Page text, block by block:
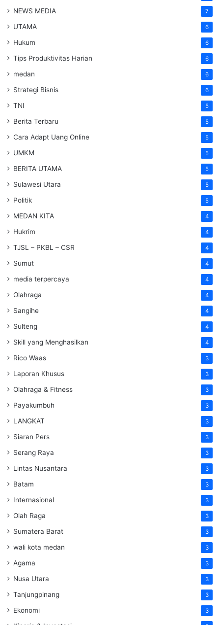
NEWS MEDIA 7
UTAMA 6
Hukum 6
Tips Produktivitas Harian 6
medan 6
Strategi Bisnis 6
TNI 5
Berita Terbaru 5
Cara Adapt Uang Online 5
UMKM 5
BERITA UTAMA 5
Sulawesi Utara 5
Politik 5
MEDAN KITA 4
Hukrim 4
TJSL – PKBL – CSR 4
Sumut 4
media terpercaya 4
Olahraga 4
Sangihe 4
Sulteng 4
Skill yang Menghasilkan 4
Rico Waas 3
Laporan Khusus 3
Olahraga & Fitness 3
Payakumbuh 3
LANGKAT 3
Siaran Pers 3
Serang Raya 3
Lintas Nusantara 3
Batam 3
Internasional 3
Olah Raga 3
Sumatera Barat 3
wali kota medan 3
Agama 3
Nusa Utara 3
Tanjungpinang 3
Ekonomi 3